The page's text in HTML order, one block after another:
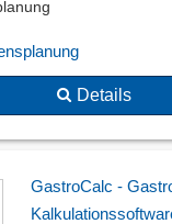
Details
GastroCalc -